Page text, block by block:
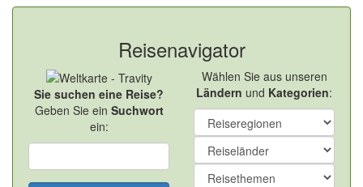
Reisenavigator
Sie suchen eine Reise?
Geben Sie ein Suchwort
ein:
Wählen Sie aus unseren
Ländern und Kategorien: